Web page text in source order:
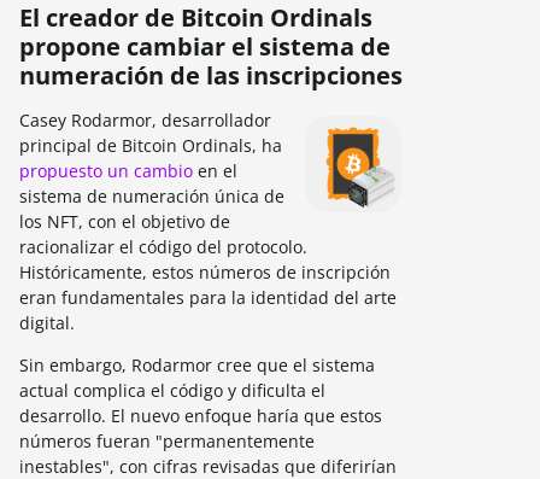
El creador de Bitcoin Ordinals
propone cambiar el sistema de
numeración de las inscripciones
Casey Rodarmor, desarrollador
principal de Bitcoin Ordinals, ha
propuesto un cambio en el
sistema de numeración única de
los NFT, con el objetivo de
racionalizar el código del protocolo.
Históricamente, estos números de inscripción
eran fundamentales para la identidad del arte
digital.
Sin embargo, Rodarmor cree que el sistema
actual complica el código y dificulta el
desarrollo. El nuevo enfoque haría que estos
números fueran "permanentemente
inestables", con cifras revisadas que diferirían